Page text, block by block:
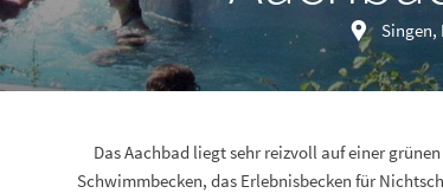
Singen,
Das Aachbad liegt sehr reizvoll auf einer
Schwimmbecken, das Erlebnisbecken für